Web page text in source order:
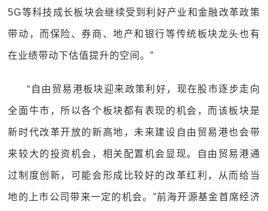
5G等科技成长板块会继续受到利好产业和金融改革政策
带动，而保险、券商、地产和银行等传统板块龙头也有
在业绩带动下估值提升的空间。”
“自由贸易港板块迎来政策利好，现在股市逐步走向
全面牛市，所以各个板块都有表现的机会，而该板块是
新时代改革开放的新高地，未来建设自由贸易港也会带
来较大的投资机会，相关配置机会显现。自由贸易港通
过制度创新，可能会形成比较好的改革红利，从而给当
地的上市公司带来一定的机会。”前海开源基金首席经济